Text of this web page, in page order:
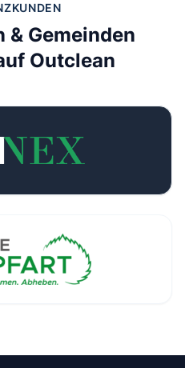
& Gemeinden
Outclean